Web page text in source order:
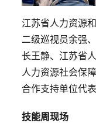
江苏省人力资源
二级巡视员余强
长王静、江苏省
人力资源社会保
合作支持单位代
技能周现场